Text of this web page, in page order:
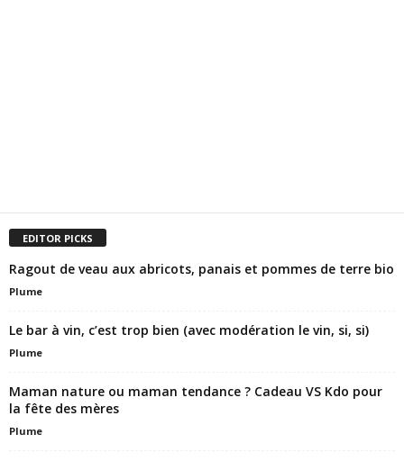
EDITOR PICKS
Ragout de veau aux abricots, panais et pommes de terre bio
Plume
Le bar à vin, c’est trop bien (avec modération le vin, si, si)
Plume
Maman nature ou maman tendance ? Cadeau VS Kdo pour
la fête des mères
Plume